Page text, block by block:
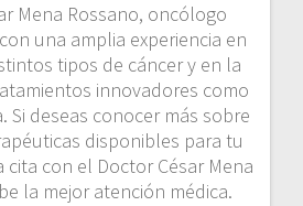
Mena Rossano, oncólogo
una amplia experiencia en
tipos de cáncer y en la
innovadores como
Si deseas conocer más sobre
disponibles para tu
cita con el Doctor César Mena
la mejor atención médica.